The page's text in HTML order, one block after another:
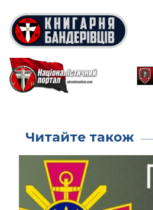
Читайте також